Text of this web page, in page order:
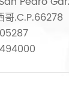
哥.C.P.66278